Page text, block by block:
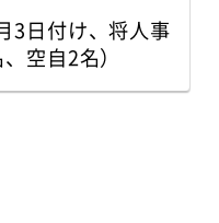
日付け、将人事
空自2名）